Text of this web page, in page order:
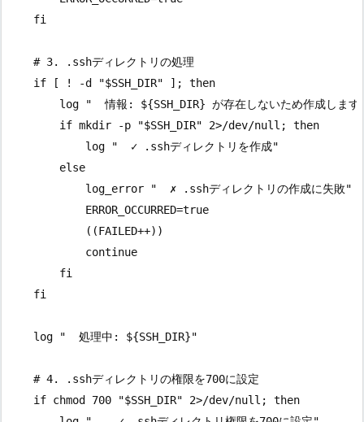
    fi
    # 3. .sshディレクトリの処理
    if [ ! -d "$SSH_DIR" ]; then
log "  情報: ${SSH_DIR} が存在しないため作成します
        if mkdir -p "$SSH_DIR" 2>/dev/null; then
            log "  ✓ .sshディレクトリを作成"
        else
            log_error "  ✗ .sshディレクトリの作成に失敗"
            ERROR_OCCURRED=true
            ((FAILED++))
            continue
        fi
    fi
    log "  処理中: ${SSH_DIR}"
    # 4. .sshディレクトリの権限を700に設定
    if chmod 700 "$SSH_DIR" 2>/dev/null; then